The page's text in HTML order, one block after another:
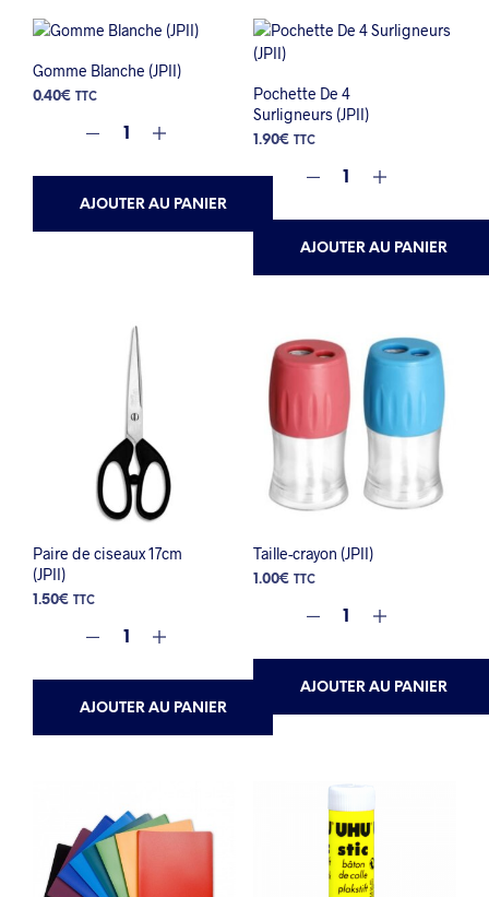
Gomme Blanche (JPII)
0.40€ TTC
AJOUTER AU PANIER
Pochette De 4
Surligneurs (JPII)
1.90€ TTC
AJOUTER AU PANIER
Paire de ciseaux 17cm
(JPII)
1.50€ TTC
AJOUTER AU PANIER
Taille-crayon (JPII)
1.00€ TTC
AJOUTER AU PANIER